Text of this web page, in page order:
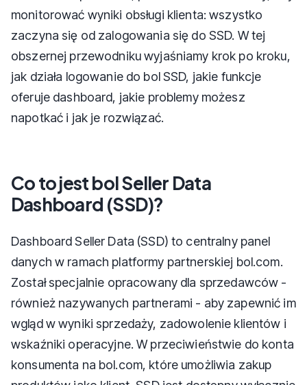
monitorować wyniki obsługi klienta: wszystko
zaczyna się od zalogowania się do SSD. W tej
obszernej przewodniku wyjaśniamy krok po kroku,
jak działa logowanie do bol SSD, jakie funkcje
oferuje dashboard, jakie problemy możesz
napotkać i jak je rozwiązać.
Co to jest bol Seller Data
Dashboard (SSD)?
Dashboard Seller Data (SSD) to centralny panel
danych w ramach platformy partnerskiej bol.com.
Został specjalnie opracowany dla sprzedawców -
również nazywanych partnerami - aby zapewnić im
wgląd w wyniki sprzedaży, zadowolenie klientów i
wskaźniki operacyjne. W przeciwieństwie do konta
konsumenta na bol.com, które umożliwia zakup